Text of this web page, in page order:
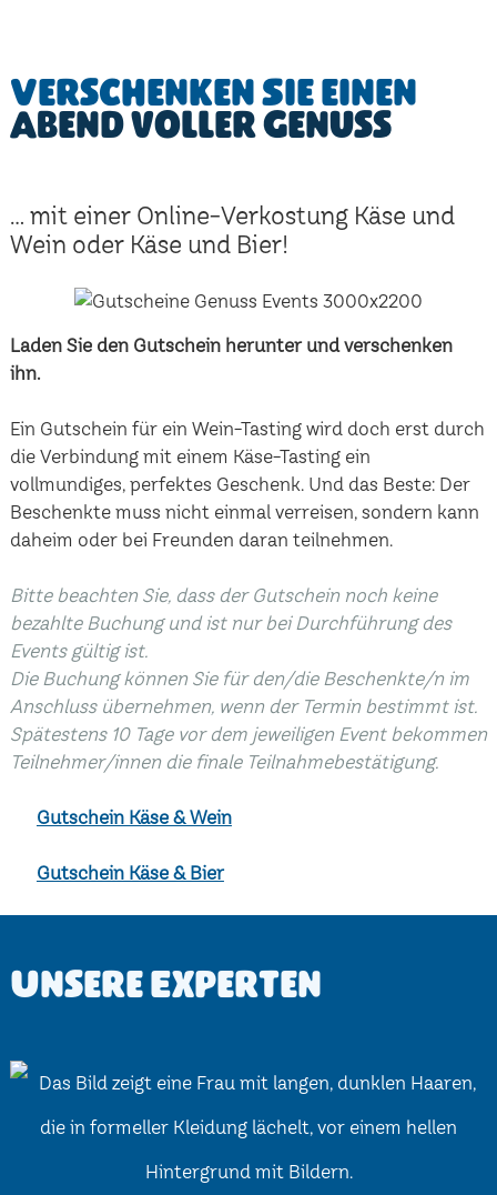
Verschenken Sie einen
Abend voller Genuss
... mit einer Online-Verkostung Käse und
Wein oder Käse und Bier!
Laden Sie den Gutschein herunter und verschenken
ihn.
Ein Gutschein für ein Wein-Tasting wird doch erst durch
die Verbindung mit einem Käse-Tasting ein
vollmundiges, perfektes Geschenk. Und das Beste: Der
Beschenkte muss nicht einmal verreisen, sondern kann
daheim oder bei Freunden daran teilnehmen.
Bitte beachten Sie, dass der Gutschein noch keine
bezahlte Buchung und ist nur bei Durchführung des
Events gültig ist.
Die Buchung können Sie für den/die Beschenkte/n im
Anschluss übernehmen, wenn der Termin bestimmt ist.
Spätestens 10 Tage vor dem jeweiligen Event bekommen
Teilnehmer/innen die finale Teilnahmebestätigung.
Gutschein Käse & Wein
Gutschein Käse & Bier
Unsere Experten